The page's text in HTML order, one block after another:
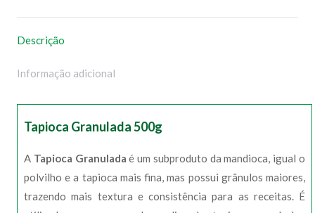
Descrição
Informação adicional
Tapioca Granulada 500g
A Tapioca Granulada é um subproduto da mandioca, igual o
polvilho e a tapioca mais fina, mas possui grânulos maiores,
trazendo mais textura e consistência para as receitas. É